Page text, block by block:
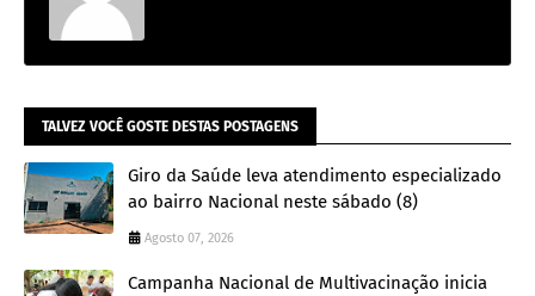
TALVEZ VOCÊ GOSTE DESTAS POSTAGENS
Giro da Saúde leva atendimento especializado
ao bairro Nacional neste sábado (8)
Agosto 07, 2026
Campanha Nacional de Multivacinação inicia